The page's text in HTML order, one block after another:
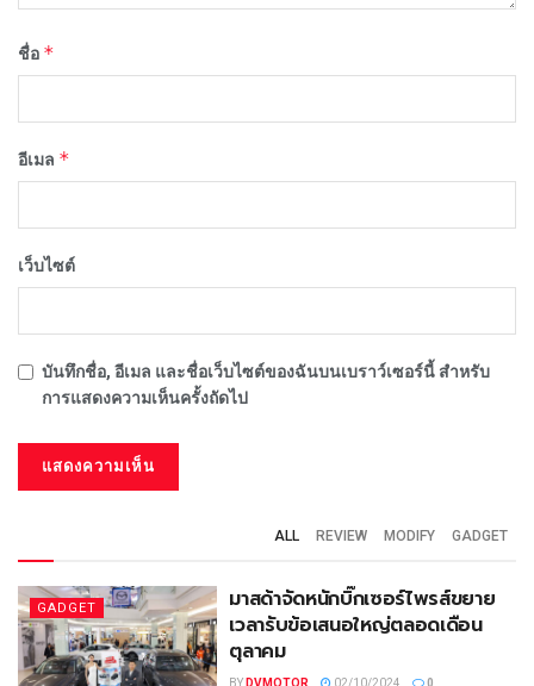
ชื่อ *
อีเมล *
เว็บไซต์
บันทึกชื่อ, อีเมล และชื่อเว็บไซต์ของฉันบนเบราว์เซอร์นี้ สำหรับ
การแสดงความเห็นครั้งถัดไป
ALL REVIEW MODIFY GADGET
GADGET
มาสด้าจัดหนักบิ๊กเซอร์ไพรส์ขยาย
เวลารับข้อเสนอใหญ่ตลอดเดือน
ตุลาคม
BY DVMOTOR 02/10/2024 0